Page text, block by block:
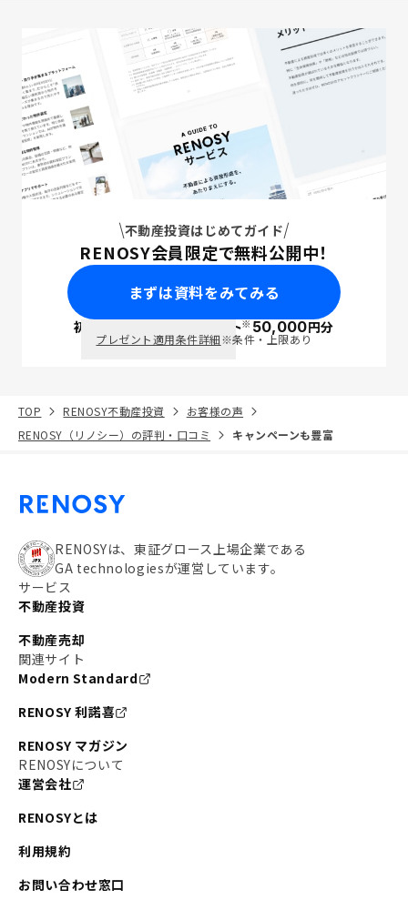
不動産投資はじめてガイド
RENOSY会員限定で無料公開中！
まずは資料をみてみる
初回面談で ポイント※50,000円分
プレゼント適用条件詳細※条件・上限あり
TOP RENOSY不動産投資
お客様の声
RENOSY（リノシー）の評判・口コミ
キャンペーンも豊富
RENOSYは、東証グロース上場企業である
GA technologiesが運営しています。
サービス
不動産投資
不動産売却
関連サイト
Modern Standard
RENOSY 利諾喜
RENOSY マガジン
RENOSYについて
運営会社
RENOSYとは
利用規約
お問い合わせ窓口